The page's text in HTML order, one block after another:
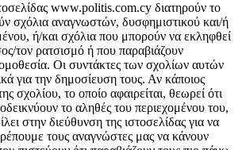
www.politis.com.cy διατηρούν το
σχόλια αναγνωστών, δυσφημιστικού και/ή
ή/και σχόλια που μπορούν να εκληφθεί
τον ρατσισμό ή που παραβιάζουν
Οι συντάκτες των σχολίων αυτών
για την δημοσίευση τους. Αν κάποιος
σχολίου, το οποίο αφαιρείται, θεωρεί ότι
το αληθές του περιεχομένου του,
στην διεύθυνση της ιστοσελίδας για να
τους αναγνώστες μας να κάνουν